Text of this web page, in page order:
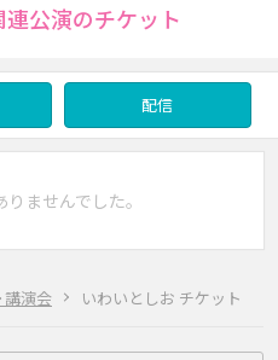
講演会 いわいとしお チケット
公演のチケット
配信
ませんでした。